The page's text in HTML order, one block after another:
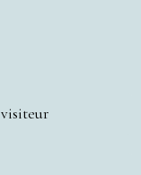
visiteur